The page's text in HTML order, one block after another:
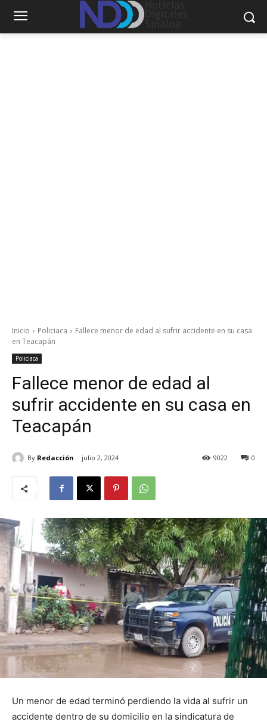
Inicio Policiaca
Fallece menor de edad al sufrir accidente en su casa
en Teacapán
Policiaca
Fallece menor de edad al
sufrir accidente en su casa en
Teacapán
By Redacción julio 2, 2024 0
9022
Un menor de edad terminó perdiendo la vida al sufrir un
accidente dentro de su domicilio en la sindicatura de